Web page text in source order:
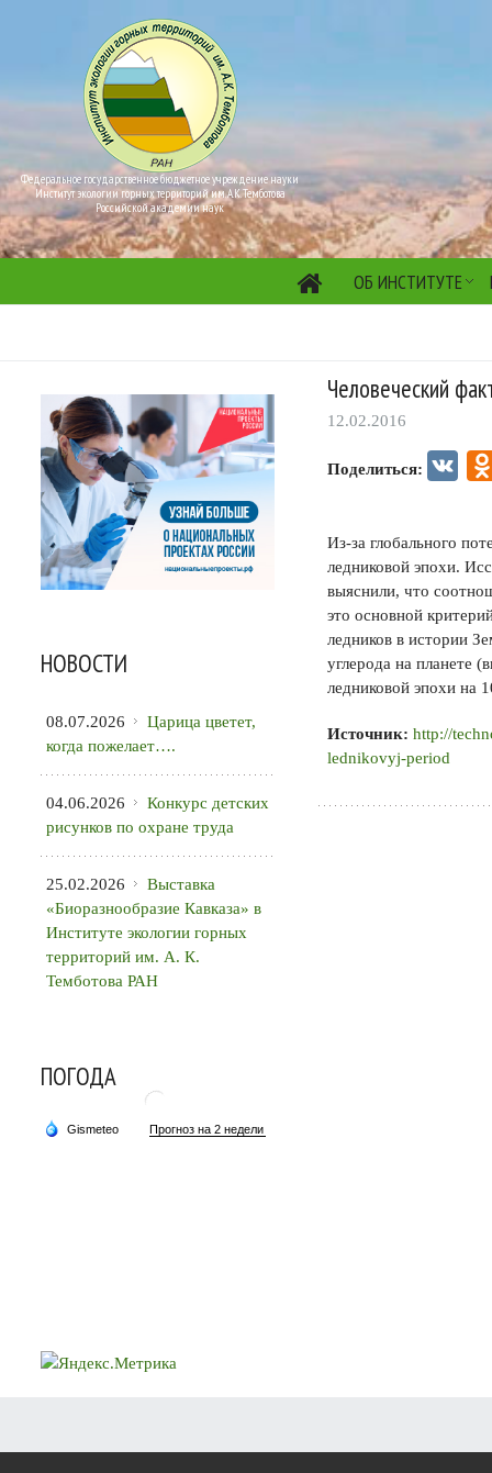
Федеральное государственное бюджетное учреждение науки
Институт экологии горных территорий им. А.К. Темботова
Российской академии наук
ОБ ИНСТИТУТЕ
Человеческий
12.02.2016
Поделиться: VK
Из-за глобального
ледниковой эпохи.
выяснили, что
это основной
ледников в истории
углерода на планете
ледниковой эпохи на
Источник: http://
lednikovyj-period
НОВОСТИ
08.07.2026
Царица цветет,
когда пожелает….
04.06.2026
Конкурс детских
рисунков по охране труда
25.02.2026
Выставка
«Биоразнообразие Кавказа» в
Институте экологии горных
территорий им. А. К.
Темботова РАН
ПОГОДА